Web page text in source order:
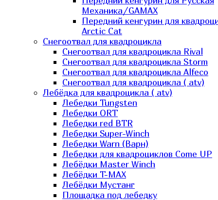
Механика/GAMAX
Передний кенгурин для
Arctic Cat
Снегоотвал для квадроцикла
Снегоотвал для квадроцикла Rival
Снегоотвал для квадроцикла Storm
Снегоотвал для квадроцикла Alfeco
Снегоотвал для квадроцикла ( atv)
Лебёдка для квадроцикла ( atv)
Лебедки Tungsten
Лебедки ORT
Лебедки red BTR
Лебедки Super-Winch
Лебедки Warn (Варн)
Лебедки для квадроциклов Come UP
Лебёдки Master Winch
Лебёдки T-MAX
Лебёдки Мустанг
Площадка под лебедку